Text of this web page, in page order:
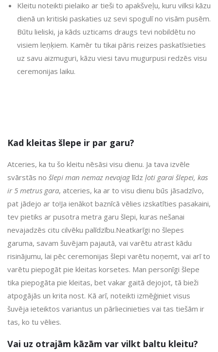
Kleitu noteikti pielaiko ar tieši to apakšveļu, kuru vilksi kāzu
dienā un kritiski paskaties uz sevi spogulī no visām pusēm.
Būtu lieliski, ja kāds uzticams draugs tevi nobildētu no
visiem leņķiem. Kamēr tu tikai pāris reizes paskatīsieties
uz savu aizmuguri, kāzu viesi tavu mugurpusi redzēs visu
ceremonijas laiku.
Kad kleitas šlepe ir par garu?
Atceries, ka tu šo kleitu nēsāsi visu dienu. Ja tava izvēle
svārstās no šlepi man nemaz nevajag līdz ļoti garai šlepei, kas
ir 5 metrus gara, atceries, ka ar to visu dienu būs jāsadzīvo,
pat jādejo ar to!Ja ienākot baznīcā vēlies izskatīties pasakaini,
tev pietiks ar pusotra metra garu šlepi, kuras nešanai
nevajadzēs citu cilvēku palīdzību.Neatkarīgi no šlepes
garuma, savam šuvējam pajautā, vai varētu atrast kādu
risinājumu, lai pēc ceremonijas šlepi varētu noņemt, vai arī to
varētu piepogāt pie kleitas korsetes. Man personīgi šlepe
tika piepogāta pie kleitas, bet vakar gaitā dejojot, tā bieži
atpogājās un krita nost. Kā arī, noteikti izmēģiniet visus
šuvēja ieteiktos variantus un pārliecinieties vai tas tiešām ir
tas, ko tu vēlies.
Vai uz otrajām kāzām var vilkt baltu kleitu?